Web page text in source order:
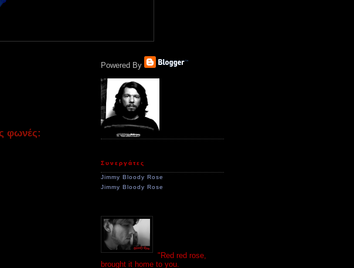
φωνές:
Powered By
Συνεργάτες
Jimmy Bloody Rose
Jimmy Bloody Rose
"Red red rose,
brought it home to you.